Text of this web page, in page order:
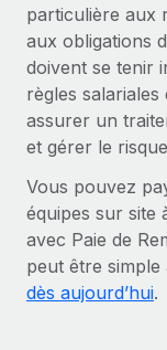
particulière aux
aux obligations
doivent se tenir
règles
assurer un
et gérer le
Vous pouvez
équipes sur site
avec Paie de
peut être simple
dès aujourd’hui.